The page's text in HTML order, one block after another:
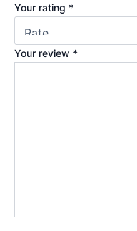
Your rating *
Your review *